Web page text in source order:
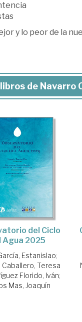
y lo peor de la
de Navarro
del Ciclo
Agua 2025
Estanislao;
Caballero, Teresa
Florido, Iván;
Mas, Joaquín